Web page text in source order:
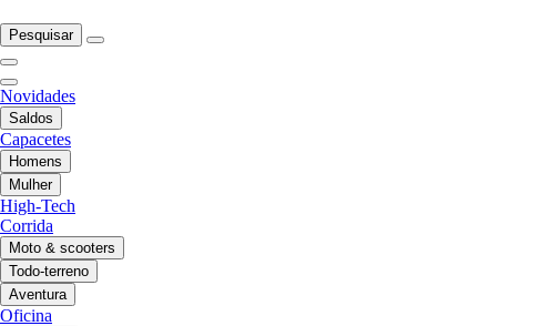
Pesquisar
Novidades
Saldos
Capacetes
Homens
Mulher
High-Tech
Corrida
Moto & scooters
Todo-terreno
Aventura
Oficina